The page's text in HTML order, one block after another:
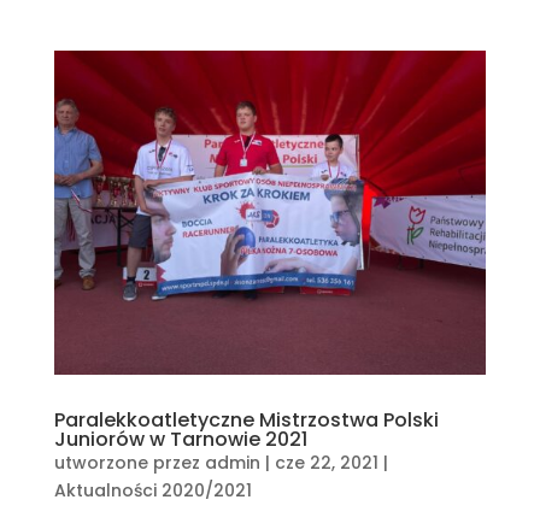
Paralekkoatletyczne Mistrzostwa Polski
Juniorów w Tarnowie 2021
utworzone przez admin | cze 22, 2021 |
Aktualności 2020/2021